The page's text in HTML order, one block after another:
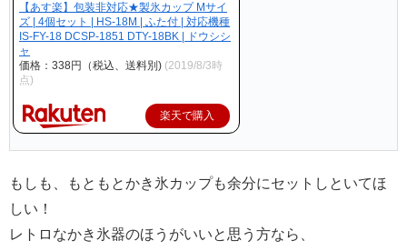
【あす楽】包装非対応★製氷カップ Mサイ
ズ | 4個セット | HS-18M | ふた付 | 対応機種
IS-FY-18 DCSP-1851 DTY-18BK | ドウシシ
ャ
価格：338円（税込、送料別) (2019/8/3時
点)
楽天で購入
もしも、もともとかき氷カップも余分にセットしといてほ
しい！
レトロなかき氷器のほうがいいと思う方なら、